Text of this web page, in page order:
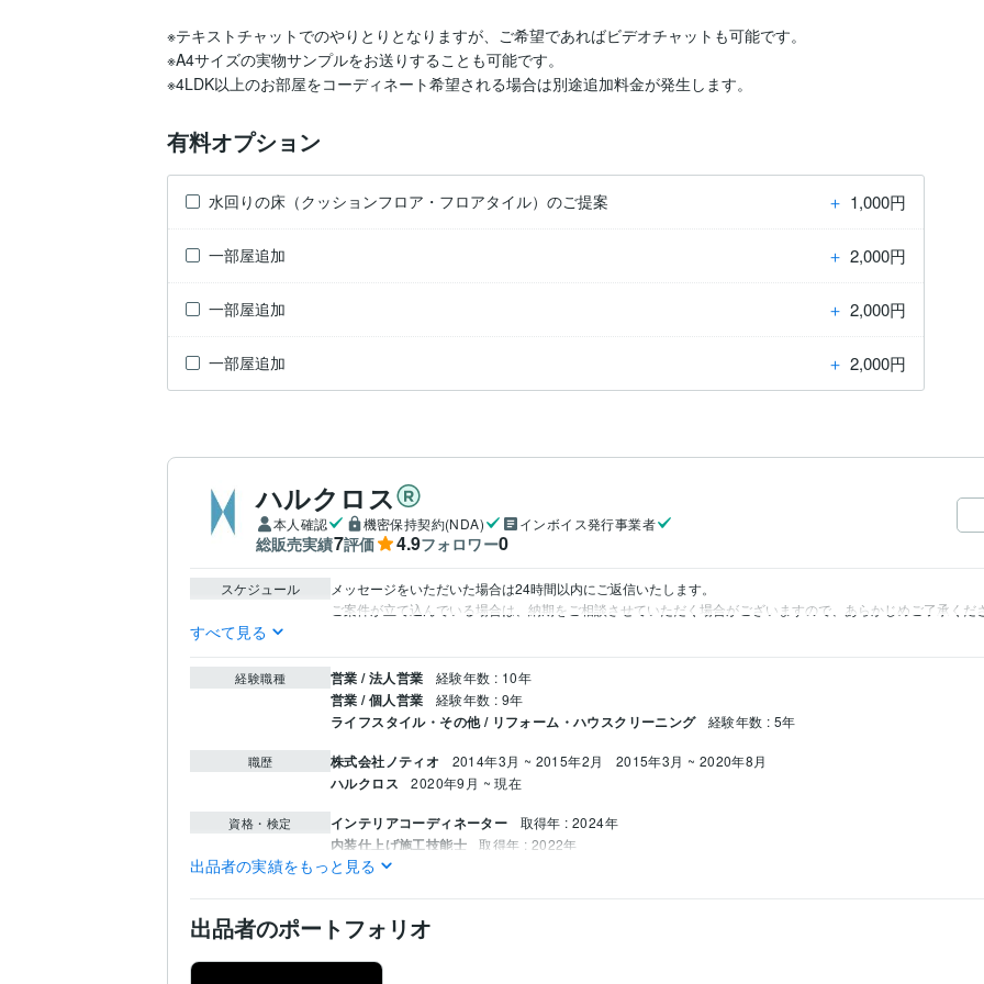
※テキストチャットでのやりとりとなりますが、ご希望であればビデオチャットも可能です。
※A4サイズの実物サンプルをお送りすることも可能です。
※4LDK以上のお部屋をコーディネート希望される場合は別途追加料金が発生します。
有料オプション
水回りの床（クッションフロア・フロアタイル）のご提案 ＋ 1,000円
一部屋追加 ＋ 2,000円
一部屋追加 ＋ 2,000円
一部屋追加 ＋ 2,000円
ハルクロス
本人確認 機密保持契約(NDA) インボイス発行事業者
総販売実績7評価 4.9フォロワー0
スケジュール
メッセージをいただいた場合は24時間以内にご返信いたします。
ご案件が立て込んでいる場合は、納期をご相談させていただく場合がございますので、あらかじめご了承くだ
すべて見る
経験職種 営業 / 法人営業 経験年数 : 10年
営業 / 個人営業 経験年数 : 9年
ライフスタイル・その他 / リフォーム・ハウスクリーニング 経験年数 : 5年
職歴 株式会社ノティオ 2014年3月 ~ 2015年2月 2015年3月 ~ 2020年8月
ハルクロス 2020年9月 ~ 現在
資格・検定 インテリアコーディネーター 取得年 : 2024年
内装仕上げ施工技能士 取得年 : 2022年
内装業界
学歴 大阪芸術大学短期大学部
出品者の実績をもっと見る
出品者のポートフォリオ